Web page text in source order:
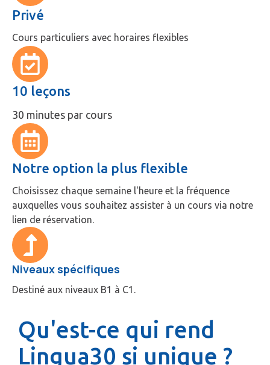
Privé
Cours particuliers avec horaires flexibles
10 leçons
30 minutes par cours
Notre option la plus flexible
Choisissez chaque semaine l'heure et la fréquence
auxquelles vous souhaitez assister à un cours via notre
lien de réservation.
Niveaux spécifiques
Destiné aux niveaux B1 à C1.
Qu'est-ce qui rend
Lingua30 si unique ?